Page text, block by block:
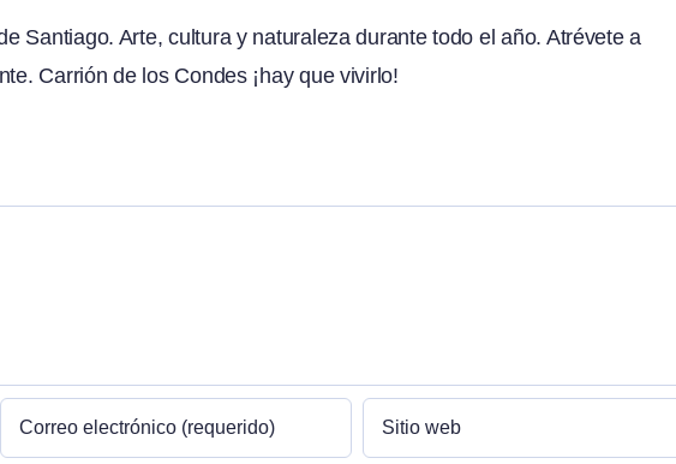
Santiago. Arte, cultura y naturaleza durante todo el año. Atrévete a
Carrión de los Condes ¡hay que vivirlo!